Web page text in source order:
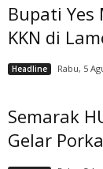
Bupati
KKN di
Headline Rabu, 5
Semarak
Gelar